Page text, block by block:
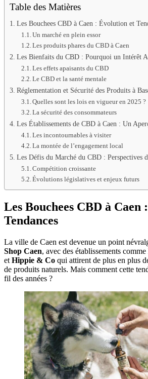
Table des Matières
Les Bouchees CBD à Caen : Évolution et
Un marché en plein essor
Les produits phares du CBD à Caen
Les Bienfaits du CBD : Pourquoi un Intérêt
Les effets apaisants du CBD
Le CBD et la santé mentale
Réglementation et Sécurité des Produits à
Quelles sont les lois en vigueur en 2025 ?
La sécurité des consommateurs
Les Établissements de CBD à Caen : Un
Les incontournables à visiter
La montée de l’engagement local
Les Défis du Marché du CBD : Perspectives
Compétition croissante
Évolutions législatives et enjeux futurs
Les Bouchees CBD à
Tendances
La ville de Caen est devenue un point
Shop Caen, avec des établissements comme
et Hippie & Co qui attirent de plus en plus
de produits naturels. Mais comment cette
fil des années ?